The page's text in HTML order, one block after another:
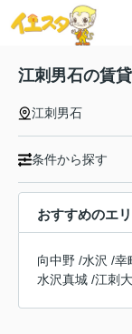
江刺男石の賃
江刺男石
条件から探す
おすすめのエ
向中野 /水沢 /幸
水沢真城 /江刺